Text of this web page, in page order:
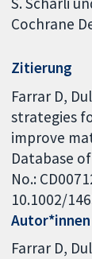
Cochrane
Zitierung
Farrar D,
strategies
improve
Database
No.:
10.1002/
Autor*innen
Farrar D